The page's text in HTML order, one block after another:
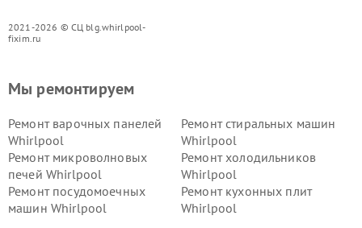
2021-2026 © СЦ blg.whirlpool-
fixim.ru
Мы ремонтируем
Ремонт варочных панелей
Whirlpool
Ремонт стиральных машин
Whirlpool
Ремонт микроволновых
печей Whirlpool
Ремонт холодильников
Whirlpool
Ремонт посудомоечных
машин Whirlpool
Ремонт кухонных плит
Whirlpool